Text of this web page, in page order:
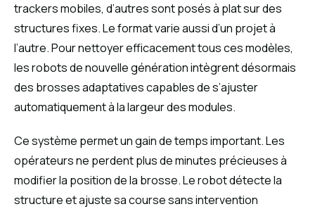
trackers mobiles, d’autres sont posés à plat sur des
structures fixes. Le format varie aussi d’un projet à
l’autre. Pour nettoyer efficacement tous ces modèles,
les robots de nouvelle génération intègrent désormais
des brosses adaptatives capables de s’ajuster
automatiquement à la largeur des modules.
Ce système permet un gain de temps important. Les
opérateurs ne perdent plus de minutes précieuses à
modifier la position de la brosse. Le robot détecte la
structure et ajuste sa course sans intervention